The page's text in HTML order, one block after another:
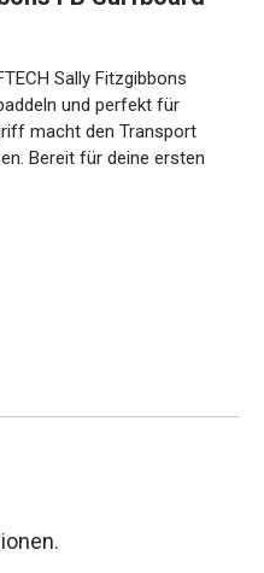
Sally Fitzgibbons
und perfekt für
macht den Transport
Bereit für deine ersten